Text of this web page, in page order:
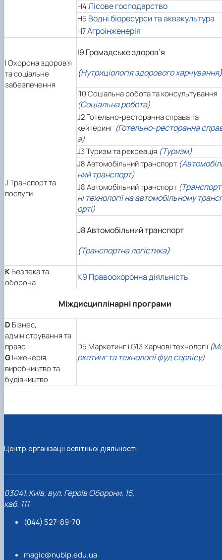
H4Лісове господарство
H5 Водні біоресурси та аквакультура
H7Агроінженерія
I Охорона здоров’я
та соціальне
забезпечення
I9 Громадське здоров’я
(Нутриціологія здорового харчування)
I10 Соціальна робота та консультування
(Соціальна робота)
JТранспорт та
послуги
J2 Готельно-ресторанна справа та
кейтеринг (Готельно-ресторанна
а)
J3 Туризм та рекреація (Туризм)
J8 Автомобільний транспорт
ний транспорт)
J8 Автомобільний транспорт (Транспорт
ні технології на автомобільному
орті)
J8 Автомобільний транспорт
(Транспортна логістика)
КБезпека та
оборона
К9 Правоохоронна діяльність
Міждисциплінарні програми
D Бізнес,
адміністрування та
право і
GІнженерія,
виробництво та
будівництво
D5 Маркетинг і G13 Харчові технології (
ркетинг та технології фуд сервісу)
Центр організації освітньої діяльності
03041, Київ, вул. Героїв Оборони, 15,
каб. 111
(044) 527-89-70
magic@nubip.edu.ua